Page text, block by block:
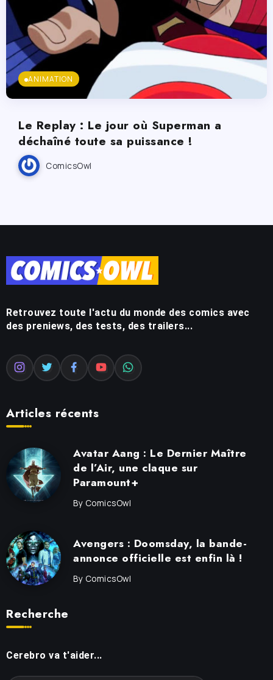
ANIMATION
Le Replay : Le jour où Superman a
déchaîné toute sa puissance !
ComicsOwl
Retrouvez toute l'actu du monde des comics avec
des preniews, des tests, des trailers...
Articles récents
Avatar Aang : Le Dernier Maître
de l’Air, une claque sur
Paramount+
By ComicsOwl
Avengers : Doomsday, la bande-
annonce officielle est enfin là !
By ComicsOwl
Recherche
Cerebro va t'aider...